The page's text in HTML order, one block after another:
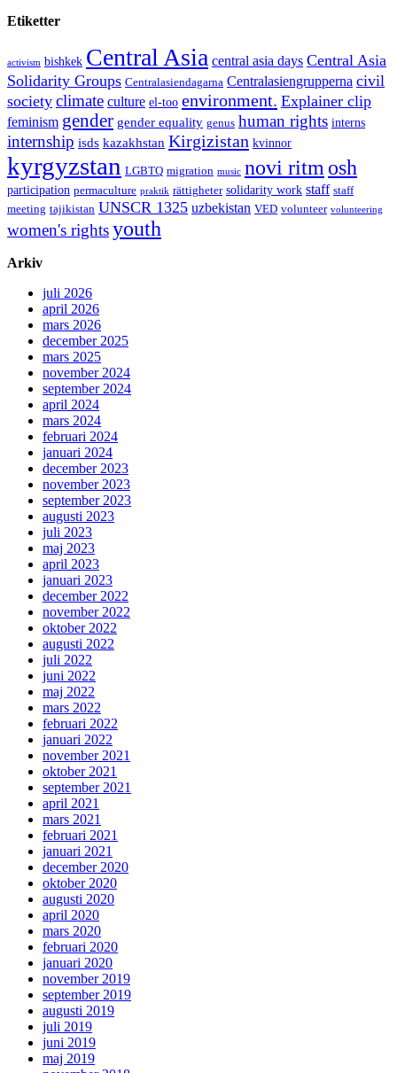
Etiketter
activism bishkek Central Asia central asia days Central Asia
Solidarity Groups Centralasiendagarna Centralasiengrupperna civil
society climate culture el-too environment. Explainer clip
feminism gender gender equality genus human rights interns
internship isds kazakhstan Kirgizistan kvinnor
kyrgyzstan LGBTQ migration music novi ritm osh
participation permaculture praktik rättigheter solidarity work staff staff
meeting tajikistan UNSCR 1325 uzbekistan VED volunteer volunteering
women's rightsyouth
Arkiv
juli 2026
april 2026
mars 2026
december 2025
mars 2025
november 2024
september 2024
april 2024
mars 2024
februari 2024
januari 2024
december 2023
november 2023
september 2023
augusti 2023
juli 2023
maj 2023
april 2023
januari 2023
december 2022
november 2022
oktober 2022
augusti 2022
juli 2022
juni 2022
maj 2022
mars 2022
februari 2022
januari 2022
november 2021
oktober 2021
september 2021
april 2021
mars 2021
februari 2021
januari 2021
december 2020
oktober 2020
augusti 2020
april 2020
mars 2020
februari 2020
januari 2020
november 2019
september 2019
augusti 2019
juli 2019
juni 2019
maj 2019